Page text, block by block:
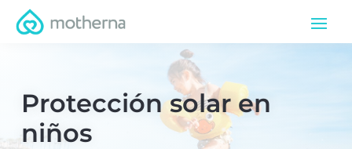
Protección solar en
niños